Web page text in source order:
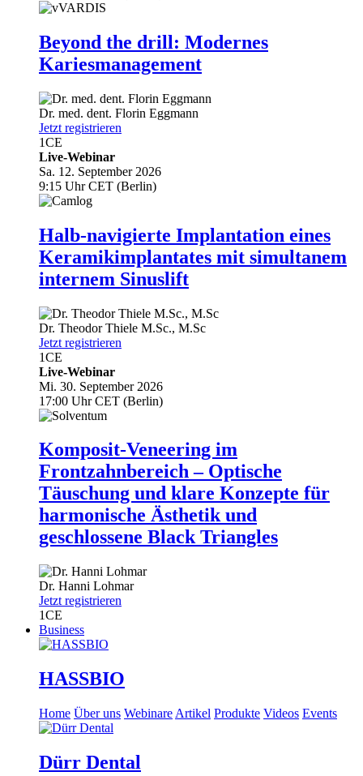
Beyond the drill: Modernes
Kariesmanagement
Dr. med. dent. Florin Eggmann
Jetzt registrieren
1CE
Live-Webinar
Sa. 12. September 2026
9:15 Uhr CET (Berlin)
Halb-navigierte Implantation eines
Keramikimplantates mit simultanem
internem Sinuslift
Dr. Theodor Thiele M.Sc., M.Sc
Jetzt registrieren
1CE
Live-Webinar
Mi. 30. September 2026
17:00 Uhr CET (Berlin)
Komposit-Veneering im
Frontzahnbereich – Optische
Täuschung und klare Konzepte für
harmonische Ästhetik und
geschlossene Black Triangles
Dr. Hanni Lohmar
Jetzt registrieren
1CE
Business
HASSBIO
Home Über uns Webinare Artikel Produkte Videos Events
Dürr Dental